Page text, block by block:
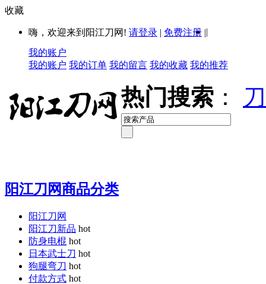
收藏
嗨，欢迎来到阳江刀网! 请登录 | 免费注册 ||
我的账户
我的账户 我的订单 我的留言 我的收藏 我的推荐
热门搜索 ：
阳江刀网商品分类
阳江刀网
阳江刀新品 hot
防身电棍 hot
日本武士刀 hot
狗腿弯刀 hot
付款方式 hot